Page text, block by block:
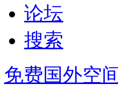
论坛
搜索
免费国外空